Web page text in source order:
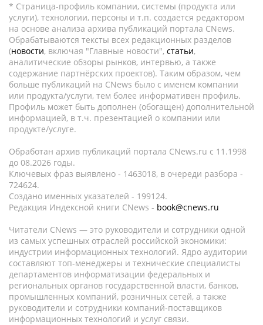
* Страница-профиль компании, системы (продукта или
услуги), технологии, персоны и т.п. создается редактором
на основе анализа архива публикаций портала CNews.
Обрабатываются тексты всех редакционных разделов
(новости, включая "Главные новости", статьи,
аналитические обзоры рынков, интервью, а также
содержание партнёрских проектов). Таким образом, чем
больше публикаций на CNews было с именем компании
или продукта/услуги, тем более информативен профиль.
Профиль может быть дополнен (обогащен) дополнительной
информацией, в т.ч. презентацией о компании или
продукте/услуге.
Обработан архив публикаций портала CNews.ru c 11.1998
до 08.2026 годы.
Ключевых фраз выявлено - 1463018, в очереди разбора -
724624.
Создано именных указателей - 199124.
Редакция Индексной книги CNews - book@cnews.ru
Читатели CNews — это руководители и сотрудники одной
из самых успешных отраслей российской экономики:
индустрии информационных технологий. Ядро аудитории
составляют топ-менеджеры и технические специалисты
департаментов информатизации федеральных и
региональных органов государственной власти, банков,
промышленных компаний, розничных сетей, а также
руководители и сотрудники компаний-поставщиков
информационных технологий и услуг связи.